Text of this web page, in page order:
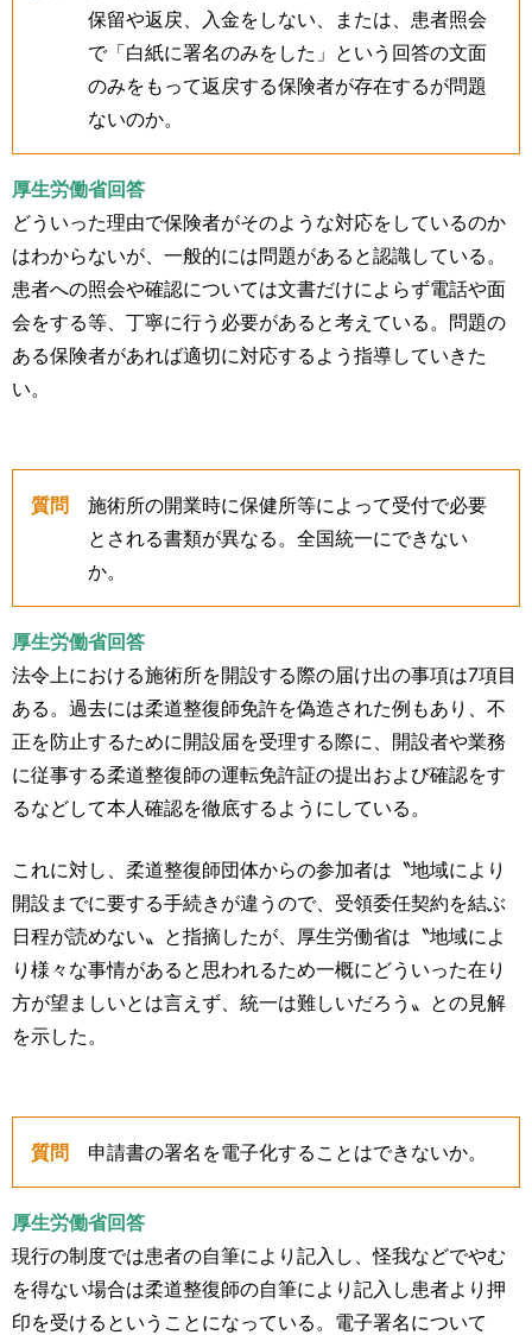
保留や返戻、入金をしない、または、患者照会
で「白紙に署名のみをした」という回答の文面
のみをもって返戻する保険者が存在するが問題
ないのか。
厚生労働省回答
どういった理由で保険者がそのような対応をしているのか
はわからないが、一般的には問題があると認識している。
患者への照会や確認については文書だけによらず電話や面
会をする等、丁寧に行う必要があると考えている。問題の
ある保険者があれば適切に対応するよう指導していきた
い。
質問
施術所の開業時に保健所等によって受付で必要
とされる書類が異なる。全国統一にできない
か。
厚生労働省回答
法令上における施術所を開設する際の届け出の事項は7項目
ある。過去には柔道整復師免許を偽造された例もあり、不
正を防止するために開設届を受理する際に、開設者や業務
に従事する柔道整復師の運転免許証の提出および確認をす
るなどして本人確認を徹底するようにしている。
これに対し、柔道整復師団体からの参加者は〝地域により
開設までに要する手続きが違うので、受領委任契約を結ぶ
日程が読めない〟と指摘したが、厚生労働省は〝地域によ
り様々な事情があると思われるため一概にどういった在り
方が望ましいとは言えず、統一は難しいだろう〟との見解
を示した。
質問 申請書の署名を電子化することはできないか。
厚生労働省回答
現行の制度では患者の自筆により記入し、怪我などでやむ
を得ない場合は柔道整復師の自筆により記入し患者より押
印を受けるということになっている。電子署名について